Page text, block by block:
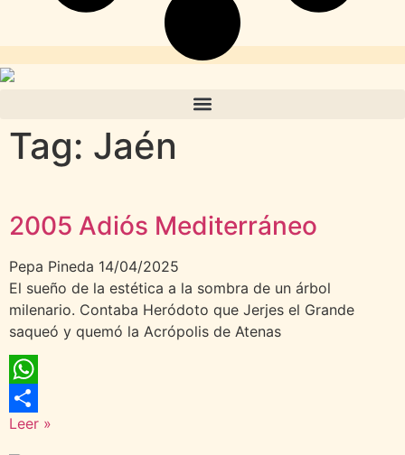
Tag: Jaén
2005 Adiós Mediterráneo
Pepa Pineda 14/04/2025
El sueño de la estética a la sombra de un árbol
milenario. Contaba Heródoto que Jerjes el Grande
saqueó y quemó la Acrópolis de Atenas
WhatsApp
Compartir
Leer »